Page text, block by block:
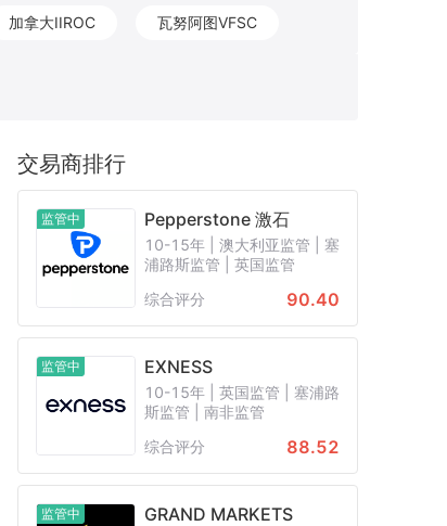
加拿大IIROC 瓦努阿图VFSC
白俄罗斯NBRB 新西兰FSP
交易商排行
监管中 Pepperstone 激石
10-15年 | 澳大利亚监管 | 塞
浦路斯监管 | 英国监管
综合评分
90.40
监管中 EXNESS
10-15年 | 英国监管 | 塞浦路
斯监管 | 南非监管
综合评分
88.52
监管中 GRAND MARKETS